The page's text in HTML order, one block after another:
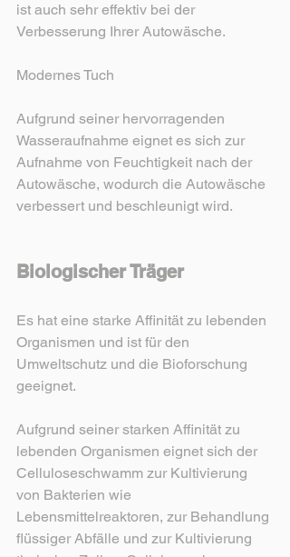
ist auch sehr effektiv bei der
Verbesserung Ihrer Autowäsche.
Modernes Tuch
Aufgrund seiner hervorragenden
Wasseraufnahme eignet es sich zur
Aufnahme von Feuchtigkeit nach der
Autowäsche, wodurch die Autowäsche
verbessert und beschleunigt wird.
Biologischer Träger
Es hat eine starke Affinität zu lebenden
Organismen und ist für den
Umweltschutz und die Bioforschung
geeignet.
Aufgrund seiner starken Affinität zu
lebenden Organismen eignet sich der
Celluloseschwamm zur Kultivierung
von Bakterien wie
Lebensmittelreaktoren, zur Behandlung
flüssiger Abfälle und zur Kultivierung